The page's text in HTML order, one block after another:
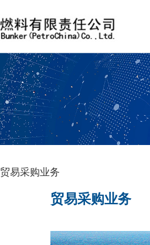
贸易采购业务
贸易采购业务